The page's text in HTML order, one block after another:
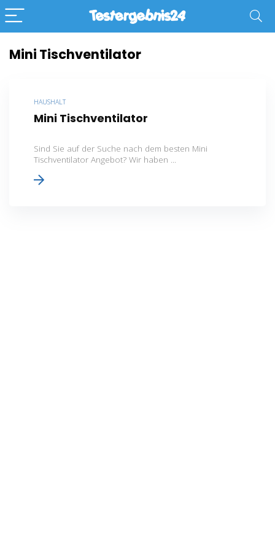
Mini Tischventilator
HAUSHALT
Mini Tischventilator
Sind Sie auf der Suche nach dem besten Mini
Tischventilator Angebot? Wir haben ...